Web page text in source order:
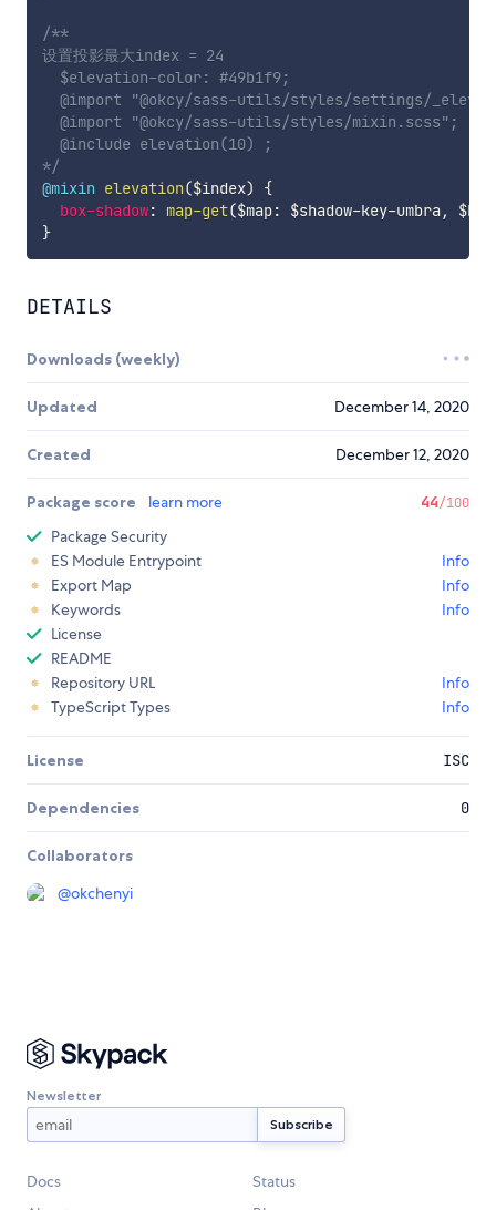
/**
设置投影最大index = 24
  $elevation-color: #49b1f9;
@import "@okcy/sass-utils/styles/settings/
  @import "@okcy/sass-utils/styles/mixin.scss";
  @include elevation(10) ;
*/
@mixin elevation($index)
{
box-shadow: map-get($map: $shadow-key-umbra , $key
}
DETAILS
Downloads (weekly)
Updated December 14, 2020
Created December 12, 2020
Package score learn more 44/100
Package Security
ES Module Entrypoint
Info
Export Map
Info
Keywords
Info
License
README
Repository URL
Info
TypeScript Types
Info
License ISC
Dependencies 0
Collaborators
@okchenyi
Newsletter
Docs
Status